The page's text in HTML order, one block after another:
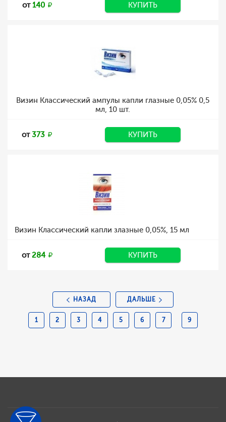
от140 КУПИТЬ
Визин Классический ампулы капли глазные 0,05% 0,5
мл, 10 шт.
от373 КУПИТЬ
Визин Классический капли злазные 0,05%, 15 мл
от284 КУПИТЬ
НАЗАД
1 2 3 4 5 6 7 9
ДАЛЬШЕ